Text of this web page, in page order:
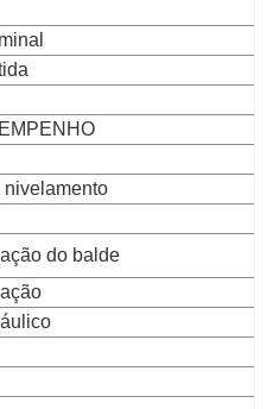
do balde